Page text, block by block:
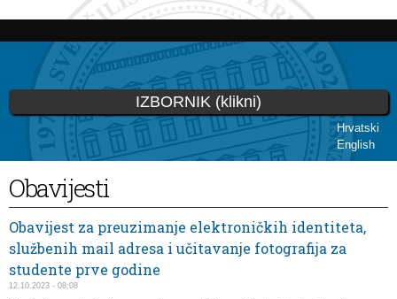
Skip to
content
Hrvatski
English
IZBORNIK (klikni)
You are here
Obavijesti
Obavijest za preuzimanje elektroničkih identiteta,
službenih mail adresa i učitavanje fotografija za
studente prve godine
12.10.2023 - 08:08